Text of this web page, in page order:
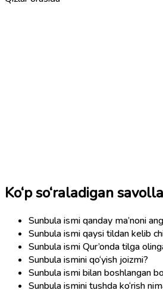
Ko‘p so‘raladigan
Sunbula ismi qanday ma’noni
Sunbula ismi qaysi tildan kelib
Sunbula ismi Qur’onda tilga
Sunbula ismini qo‘yish joizmi?
Sunbula ismi bilan boshlangan
Sunbula ismini tushda ko‘rish